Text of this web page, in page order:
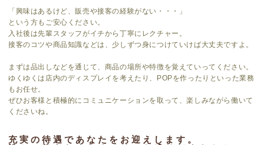
「興味はあるけど、販売や接客の経験がない・・・」
という方もご安心ください。
入社後は先輩スタッフがイチから丁寧にレクチャー。
接客のコツや商品知識などは、少しずつ身につけていけば大丈夫ですよ。
まずは品出しなどを通じて、商品の場所や特徴を覚えていってください。
ゆくゆくは店内のディスプレイを考えたり、POPを作ったりといった業務
もお任せ。
ぜひお客様と積極的にコミュニケーションを取って、楽しみながら働いて
くださいね。
充実の待遇であなたをお迎えします。